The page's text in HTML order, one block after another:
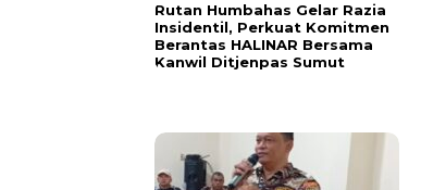
Rutan Humbahas Gelar Razia
Insidentil, Perkuat Komitmen
Berantas HALINAR Bersama
Kanwil Ditjenpas Sumut